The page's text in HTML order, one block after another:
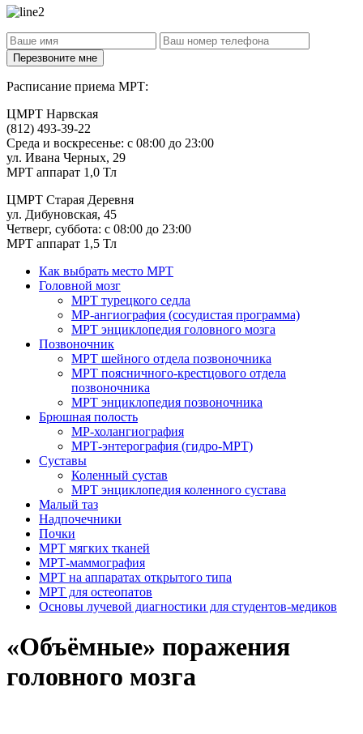
Расписание приема МРТ:
ЦМРТ Нарвская
(812) 493-39-22
Среда и воскресенье: с 08:00 до 23:00
ул. Ивана Черных, 29
МРТ аппарат 1,0 Тл
ЦМРТ Старая Деревня
ул. Дибуновская, 45
Четверг, суббота: с 08:00 до 23:00
МРТ аппарат 1,5 Тл
Как выбрать место МРТ
Головной мозг
МРТ турецкого седла
МР-ангиография (сосудистая программа)
МРТ энциклопедия головного мозга
Позвоночник
МРТ шейного отдела позвоночника
МРТ поясничного-крестцового отдела
позвоночника
МРТ энциклопедия позвоночника
Брюшная полость
МР-холангиография
МРТ-энтерография (гидро-МРТ)
Суставы
Коленный сустав
МРТ энциклопедия коленного сустава
Малый таз
Надпочечники
Почки
МРТ мягких тканей
МРТ-маммография
МРТ на аппаратах открытого типа
МРТ для остеопатов
Основы лучевой диагностики для студентов-медиков
«Объёмные» поражения
головного мозга